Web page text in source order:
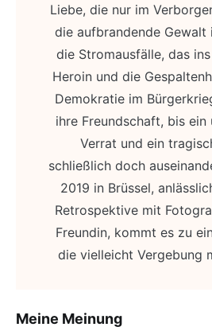
Liebe, die nur im
die aufbrandende Gewalt
die Stromausfälle, das
Heroin und die
Demokratie im
ihre Freundschaft, bis ein
Verrat und ein
schließlich doch
2019 in Brüssel,
Retrospektive mit
Freundin, kommt es zu
die vielleicht Vergebung
Meine Meinung